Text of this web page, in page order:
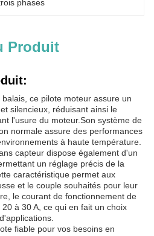
phases
Produit
ce pilote moteur assure un
silencieux, réduisant ainsi le
l'usure du moteur.Son système de
normale assure des performances
à haute température.
capteur dispose également d'un
un réglage précis de la
caractéristique permet aux
et le couple souhaités pour leur
le courant de fonctionnement de
à 30 A, ce qui en fait un choix
fiable pour vos besoins en